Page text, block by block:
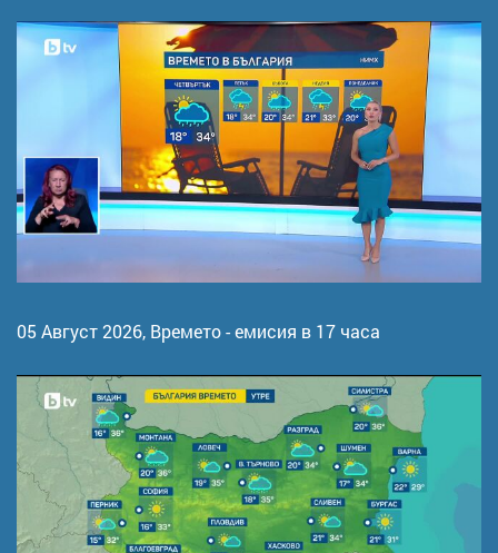
05 Август 2026, Времето - емисия в 17 часа